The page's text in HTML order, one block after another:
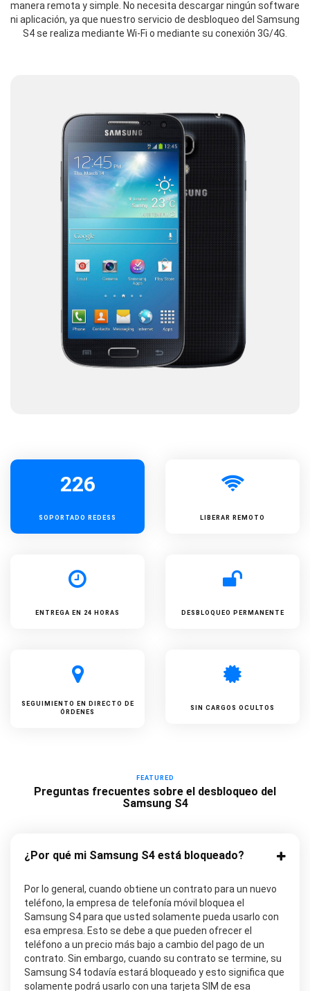
manera remota y simple. No necesita descargar ningún software
ni aplicación, ya que nuestro servicio de desbloqueo del Samsung
S4 se realiza mediante Wi-Fi o mediante su conexión 3G/4G.
226
SOPORTADO REDESS LIBERAR REMOTO
ENTREGA EN 24 HORAS DESBLOQUEO PERMANENTE
SEGUIMIENTO EN DIRECTO DE
ÓRDENES
SIN CARGOS OCULTOS
FEATURED
Preguntas frecuentes sobre el desbloqueo del
Samsung S4
¿Por qué mi Samsung S4 está bloqueado?
Por lo general, cuando obtiene un contrato para un nuevo
teléfono, la empresa de telefonía móvil bloquea el
Samsung S4 para que usted solamente pueda usarlo con
esa empresa. Esto se debe a que pueden ofrecer el
teléfono a un precio más bajo a cambio del pago de un
contrato. Sin embargo, cuando su contrato se termine, su
Samsung S4 todavía estará bloqueado y esto significa que
solamente podrá usarlo con una tarjeta SIM de esa